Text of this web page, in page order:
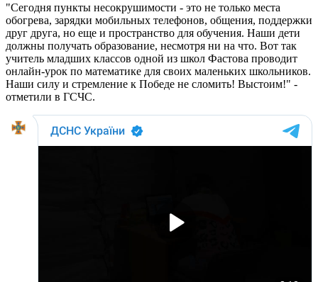
"Сегодня пункты несокрушимости - это не только места
обогрева, зарядки мобильных телефонов, общения, поддержки
друг друга, но еще и пространство для обучения. Наши дети
должны получать образование, несмотря ни на что. Вот так
учитель младших классов одной из школ Фастова проводит
онлайн-урок по математике для своих маленьких школьников.
Наши силу и стремление к Победе не сломить! Выстоим!" -
отметили в ГСЧС.